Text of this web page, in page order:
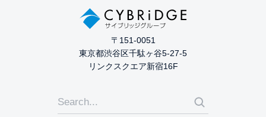
〒151-0051
東京都渋谷区千駄ヶ谷5-27-5
リンクスクエア新宿16F